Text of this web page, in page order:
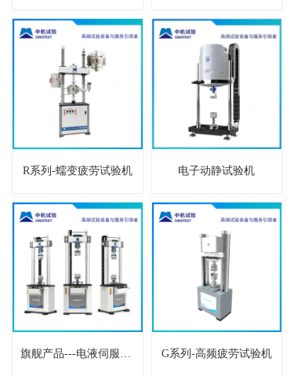
R系列-蠕变疲劳试验机 电子动静试验机
旗舰产品---电液伺服疲劳试验机 G系列-高频疲劳试验机